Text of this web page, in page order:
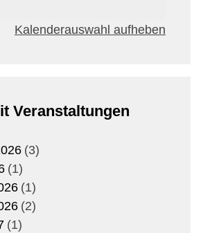
Kalenderauswahl aufheben
Veranstaltungen
3
1
1
2
1